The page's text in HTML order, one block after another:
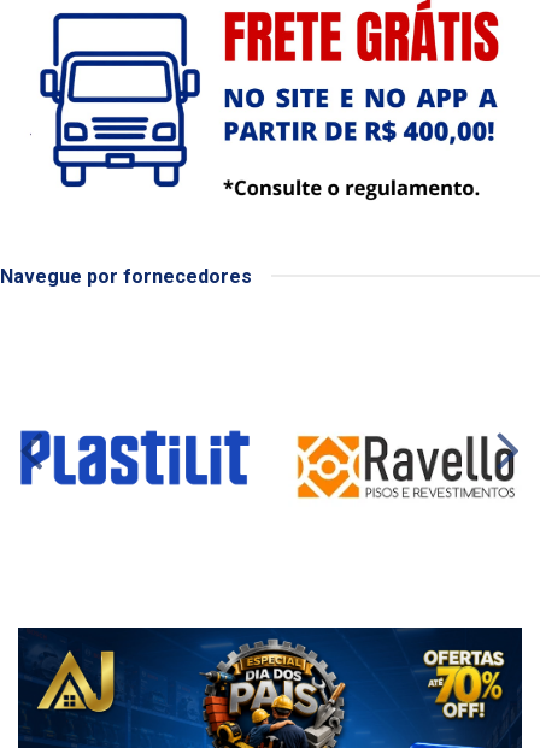
Navegue por fornecedores